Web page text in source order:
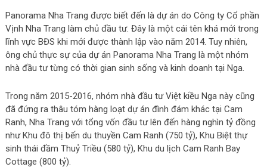
Panorama Nha Trang được biết đến là dự án do Công ty Cổ phần
Vịnh Nha Trang làm chủ đầu tư. Đây là một cái tên khá mới trong
lĩnh vực BĐS khi mới được thành lập vào năm 2014. Tuy nhiên,
ông chủ thực sự của dự án Panorama Nha Trang là một nhóm
nhà đầu tư từng có thời gian sinh sống và kinh doanh tại Nga.
Trong năm 2015-2016, nhóm nhà đầu tư Việt kiều Nga này cũng
đã đứng ra thâu tóm hàng loạt dự án đình đám khác tại Cam
Ranh, Nha Trang với tổng vốn đầu tư lên đến hàng nghìn tỷ đồng
như Khu đô thị bến du thuyền Cam Ranh (750 tỷ), Khu Biệt thự
sinh thái đầm Thuỷ Triều (580 tỷ), Khu du lịch Cam Ranh Bay
Cottage (800 tỷ).